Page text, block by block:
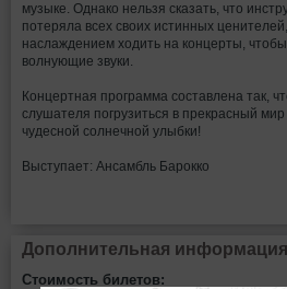
музыке. Однако нельзя сказать, что
потеряла всех своих истинных
наслаждением ходить на концерты,
волнующие звуки.
Концертная программа составлена так,
слушателя погрузиться в прекрасный
чудесной солнечной улыбки!
Выступает: Ансамбль Барокко
Дополнительная информация
Стоимость билетов: